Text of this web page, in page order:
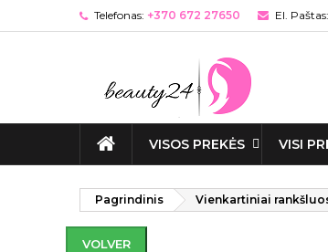
Telefonas: +370 672 27650 El. Paštas:
VISOS PREKĖS VISI
Pagrindinis Vienkartiniai
VOLVER